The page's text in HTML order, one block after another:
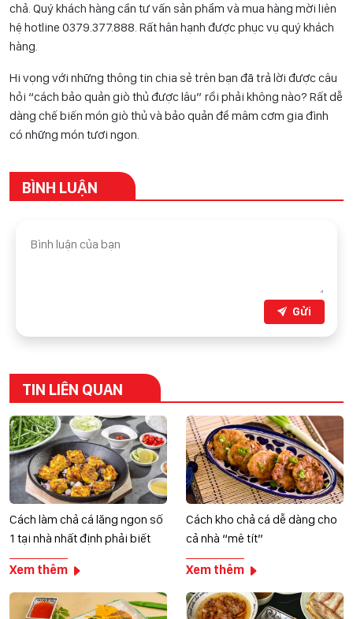
chả. Quý khách hàng cần tư vấn sản phẩm và mua hàng mời liên
hệ hotline 0379.377.888. Rất hân hạnh được phục vụ quý khách
hàng.
Hi vọng với những thông tin chia sẻ trên bạn đã trả lời được câu
hỏi “cách bảo quản giò thủ được lâu” rồi phải không nào? Rất dễ
dàng chế biến món giò thủ và bảo quản để mâm cơm gia đình
có những món tươi ngon.
BÌNH LUẬN
Gửi
TIN LIÊN QUAN
Cách làm chả cá lăng ngon số
1 tại nhà nhất định phải biết
Xem thêm
Cách kho chả cá dễ dàng cho
cả nhà “mê tít”
Xem thêm